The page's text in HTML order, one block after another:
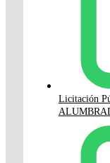
Licitación